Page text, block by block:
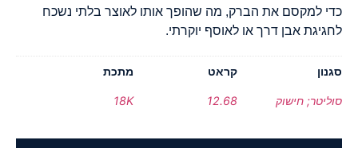
כדי למקסם את הברק, מה שהופך אותו לאוצר בלתי נשכח
לחגיגת אבן דרך או לאוסף יוקרתי.
סגנון
סוליטר; חישוק
קראט
12.68
מתכת
18K